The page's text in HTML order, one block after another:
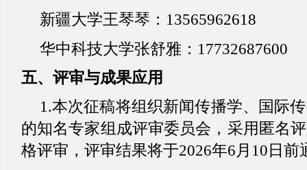
新疆大学王琴琴： 13565962618
华中科技大学张舒雅： 17732687600
五、评审与成果应用
1.本次征稿将组织新闻传播学、国际
的知名专家组成评审委员会，采用匿名
格评审，评审结果将于2026年6月10日前